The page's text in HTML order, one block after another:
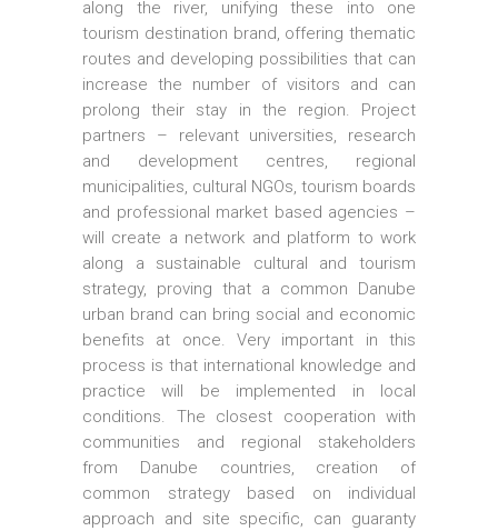
along the river, unifying these into one
tourism destination brand, offering thematic
routes and developing possibilities that can
increase the number of visitors and can
prolong their stay in the region. Project
partners – relevant universities, research
and development centres, regional
municipalities, cultural NGOs, tourism boards
and professional market based agencies –
will create a network and platform to work
along a sustainable cultural and tourism
strategy, proving that a common Danube
urban brand can bring social and economic
benefits at once. Very important in this
process is that international knowledge and
practice will be implemented in local
conditions. The closest cooperation with
communities and regional stakeholders
from Danube countries, creation of
common strategy based on individual
approach and site specific, can guaranty